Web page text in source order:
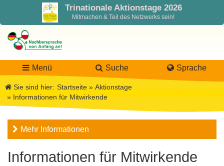
Trinationale Aktionstage 2026
Mitmachen & Teil des Netzwerks sein!
Menü Suche Sprache
Über LaNa
Aktuelles
Sie sind hier: Startseite » Aktionstage
» Informationen für Mitwirkende
Mehr Informationen
Informationen für Mitwirkende